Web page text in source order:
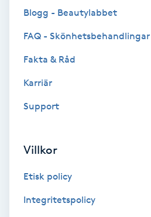
Medium
Melasma
Microshading
Blogg - Beautylabbet
FAQ - Skönhetsbehandlingar
Fakta & Råd
Karriär
Support
Villkor
Etisk policy
Integritetspolicy